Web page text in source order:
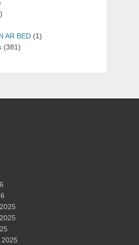
AR BED (1)
(381)